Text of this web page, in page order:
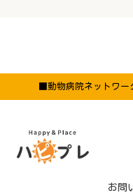
■動物病院ネットワ
お問